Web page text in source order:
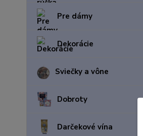
Pre dámy
Dekorácie
Sviečky a vône
Dobroty
Darčekové vína